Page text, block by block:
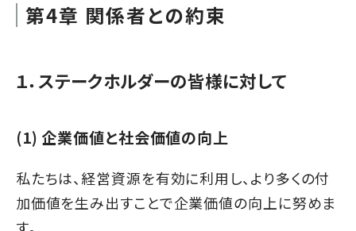
第4章 関係者との約束
１．ステークホルダーの皆様に対して
(1) 企業価値と社会価値の向上
私たちは、経営資源を有効に利用し、より多くの付
加価値を生み出すことで企業価値の向上に努めま